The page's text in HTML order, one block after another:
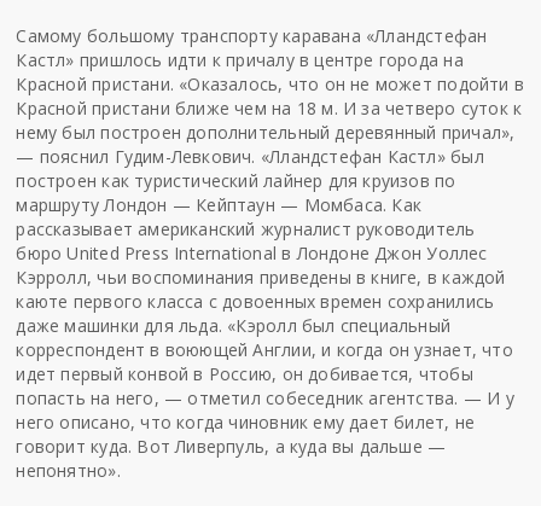
Самому большому транспорту каравана «Лландстефан
Кастл» пришлось идти к причалу в центре города на
Красной пристани. «Оказалось, что он не может подойти в
Красной пристани ближе чем на 18 м. И за четверо суток к
нему был построен дополнительный деревянный причал»,
— пояснил Гудим-Левкович. «Лландстефан Кастл» был
построен как туристический лайнер для круизов по
маршруту Лондон — Кейптаун — Момбаса. Как
рассказывает американский журналист руководитель
бюро United Press International в Лондоне Джон Уоллес
Кэрролл, чьи воспоминания приведены в книге, в каждой
каюте первого класса с довоенных времен сохранились
даже машинки для льда. «Кэролл был специальный
корреспондент в воюющей Англии, и когда он узнает, что
идет первый конвой в Россию, он добивается, чтобы
попасть на него, — отметил собеседник агентства. — И у
него описано, что когда чиновник ему дает билет, не
говорит куда. Вот Ливерпуль, а куда вы дальше —
непонятно».